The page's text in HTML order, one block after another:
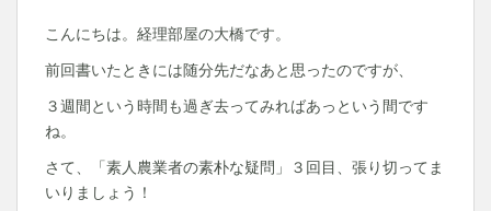
こんにちは。経理部屋の大橋です。
前回書いたときには随分先だなあと思ったのですが、
３週間という時間も過ぎ去ってみればあっという間です
ね。
さて、「素人農業者の素朴な疑問」３回目、張り切ってま
いりましょう！